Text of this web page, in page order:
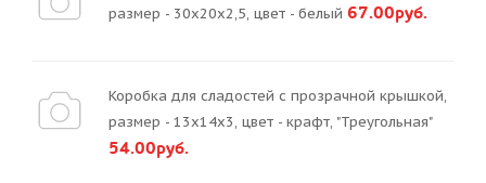
размер - 30х20х2,5, цвет - белый 67.00руб.
Коробка для сладостей с прозрачной крышкой,
размер - 13х14х3, цвет - крафт, "Треугольная"
54.00руб.